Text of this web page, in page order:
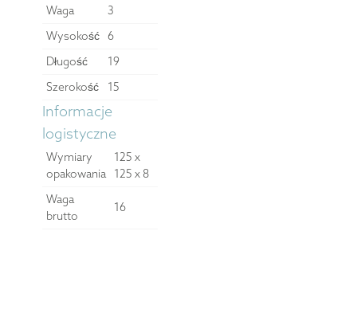
Waga
3
Wysokość 6
Długość
19
Szerokość
15
Informacje
logistyczne
Wymiary
opakowania
125 x
125 x 8
Waga
brutto
16